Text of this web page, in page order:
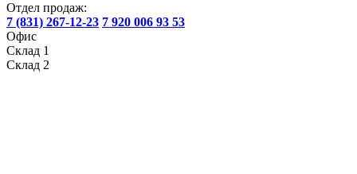
Отдел продаж:
7 (831) 267-12-23 7 920 006 93 53
Офис
Склад 1
Склад 2